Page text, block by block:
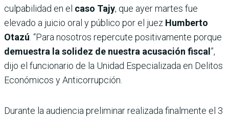
culpabilidad en el caso Tajy, que ayer martes fue
elevado a juicio oral y público por el juez Humberto
Otazú . “Para nosotros repercute positivamente porque
demuestra la solidez de nuestra acusación fiscal ”,
dijo el funcionario de la Unidad Especializada en Delitos
Económicos y Anticorrupción.
Durante la audiencia preliminar realizada finalmente el 3